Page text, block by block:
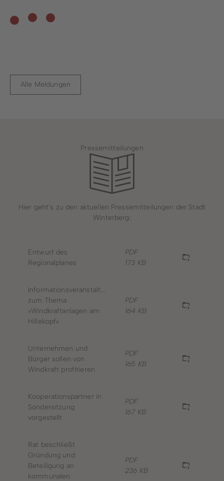
Alle Meldungen
Pressemitteilungen
Hier geht's zu den aktuellen Pressemitteilungen der Stadt
Winterberg:
Entwurf des
Regionalplanes
PDF
173 KB
Informationsveranstaltung
zum Thema
»Windkraftanlagen am
Hillekopf«
PDF
164 KB
Unternehmen und
Bürger sollen von
Windkraft profitieren
PDF
165 KB
Kooperationspartner in
Sondersitzung
vorgestellt
PDF
167 KB
Rat beschließt
Gründung und
Beteiligung an
kommunalen
PDF
236 KB